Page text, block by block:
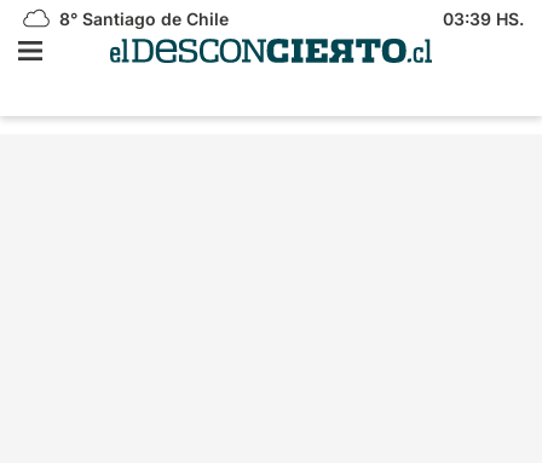
8° Santiago de Chile 03:39 HS.